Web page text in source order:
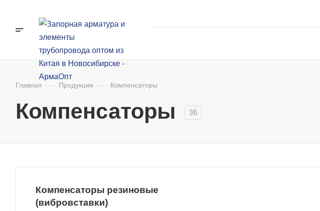
Главная — Продукция — Компенсаторы
Компенсаторы 36
Компенсаторы резиновые
(вибровставки)